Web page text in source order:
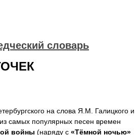
словарь
на слова Я.М. Галицкого и
самых популярных песен времен
войны (наряду с «Тёмной ночью»